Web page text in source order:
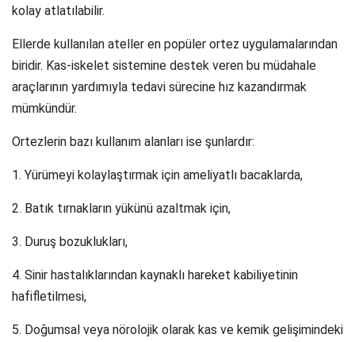
kolay atlatılabilir.
Ellerde kullanılan ateller en popüler ortez uygulamalarından
biridir. Kas-iskelet sistemine destek veren bu müdahale
araçlarının yardımıyla tedavi sürecine hız kazandırmak
mümkündür.
Ortezlerin bazı kullanım alanları ise şunlardır:
1. Yürümeyi kolaylaştırmak için ameliyatlı bacaklarda,
2. Batık tırnakların yükünü azaltmak için,
3. Duruş bozuklukları,
4. Sinir hastalıklarından kaynaklı hareket kabiliyetinin
hafifletilmesi,
5. Doğumsal veya nörolojik olarak kas ve kemik gelişimindeki